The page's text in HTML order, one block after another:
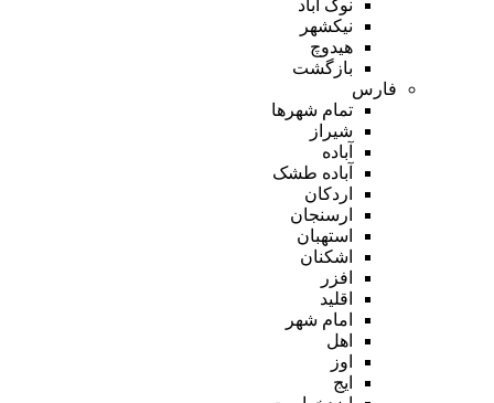
نوک آباد
نیکشهر
هیدوچ
بازگشت
فارس
تمام شهر‌ها
شیراز
آباده
آباده طشک
اردکان
ارسنجان
استهبان
اشکنان
افزر
اقلید
امام شهر
اهل
اوز
ایج